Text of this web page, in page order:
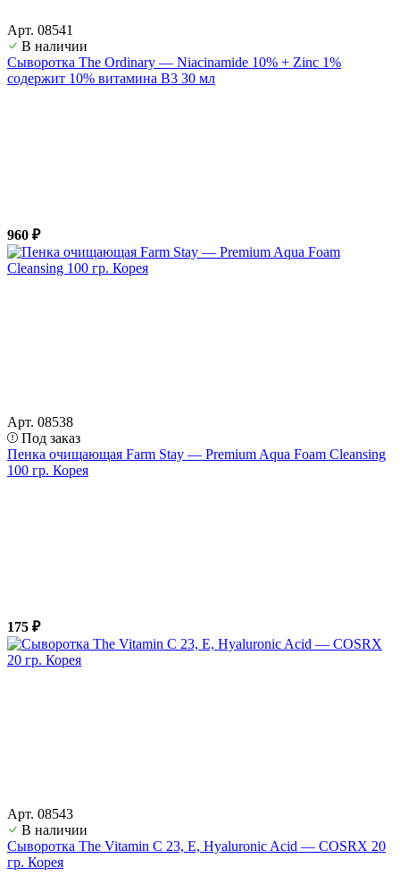
Арт. 08541
В наличии
Сыворотка The Ordinary — Niacinamide 10% + Zinc 1%
содержит 10% витамина B3 30 мл
960 ₽
Арт. 08538
Под заказ
Пенка очищающая Farm Stay — Premium Aqua Foam Cleansing
100 гр. Корея
175 ₽
Арт. 08543
В наличии
Сыворотка The Vitamin С 23, E, Hyaluronic Acid — COSRX 20
гр. Корея